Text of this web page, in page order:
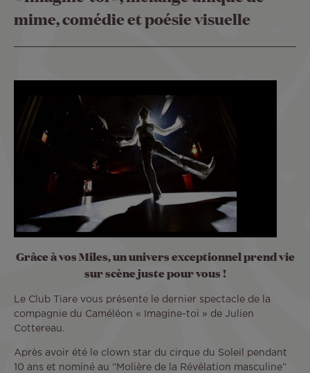
mime, comédie et poésie visuelle
Grâce à vos Miles, un univers exceptionnel prend vie
sur scène juste pour vous !
Le Club Tiare vous présente le dernier spectacle de la
compagnie du Caméléon « Imagine-toi » de Julien
Cottereau.
Après avoir été le clown star du cirque du Soleil pendant
10 ans et nominé au “Molière de la Révélation masculine”